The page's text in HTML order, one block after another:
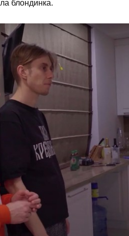
блондинка.